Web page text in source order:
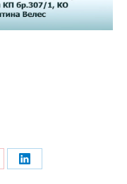
Share